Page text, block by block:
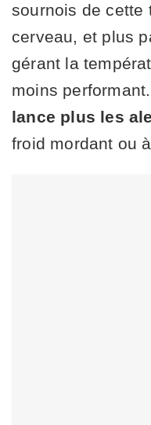
sournois de cette
cerveau, et plus
gérant la
moins
lance plus les
froid mordant ou